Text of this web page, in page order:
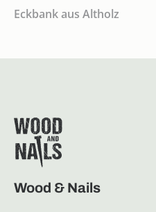
Eckbank aus Altholz
Wood & Nails